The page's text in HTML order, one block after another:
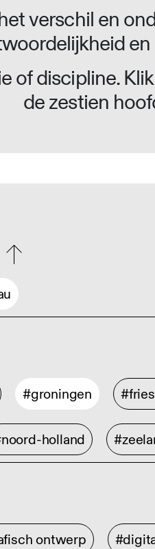
verschil en
of discipline. Klik
de zestien
#groningen
holland
ontwerp